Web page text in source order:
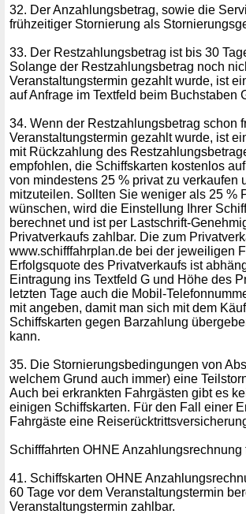
32. Der Anzahlungsbetrag, sowie die
frühzeitiger Stornierung als
33. Der Restzahlungsbetrag ist bis 30
Solange der Restzahlungsbetrag noch
Veranstaltungstermin gezahlt wurde, ist
auf Anfrage im Textfeld beim Buchstaben
34. Wenn der Restzahlungsbetrag schon
Veranstaltungstermin gezahlt wurde, ist
mit Rückzahlung des
empfohlen, die Schiffskarten kostenlos
von mindestens 25 % privat zu verkaufen
mitzuteilen. Sollten Sie weniger als 25 %
wünschen, wird die Einstellung Ihrer
berechnet und ist per Lastschrift-
Privatverkaufs zahlbar. Die zum
www.schifffahrplan.de bei der jeweiligen
Erfolgsquote des Privatverkaufs ist
Eintragung ins Textfeld G und Höhe des
letzten Tage auch die Mobil-
mit angeben, damit man sich mit dem
Schiffskarten gegen Barzahlung
kann.
35. Die Stornierungsbedingungen von
welchem Grund auch immer) eine
Auch bei erkrankten Fahrgästen gibt es
einigen Schiffskarten. Für den Fall einer
Fahrgäste eine
Schifffahrten OHNE
41. Schiffskarten OHNE
60 Tage vor dem Veranstaltungstermin
Veranstaltungstermin zahlbar.